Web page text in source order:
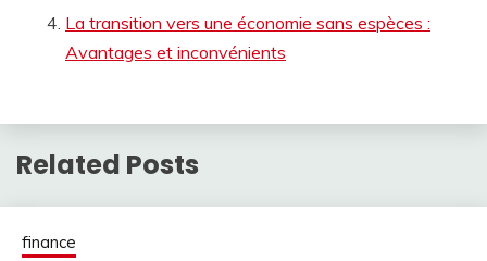
La transition vers une économie sans espèces :
Avantages et inconvénients
Related Posts
finance